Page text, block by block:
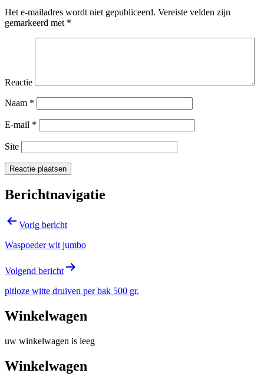
Het e-mailadres wordt niet gepubliceerd. Vereiste velden zijn
gemarkeerd met *
Reactie
Naam *
E-mail *
Site
Berichtnavigatie
Vorig bericht
Waspoeder wit jumbo
Volgend bericht
pitloze witte druiven per bak 500 gr.
Winkelwagen
uw winkelwagen is leeg
Winkelwagen